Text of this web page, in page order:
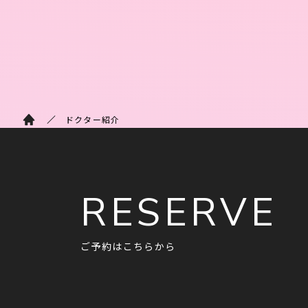
ドクター紹介
RESERVE
ご予約はこちらから